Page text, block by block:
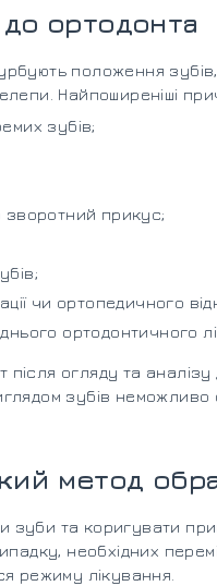
ортодонта
положення зубів,
Найпоширеніші
зубів;
зворотний прикус;
чи ортопедичного
ортодонтичного
огляду та аналізу
зубів
метод
зуби та коригувати
необхідних
режиму лікування.